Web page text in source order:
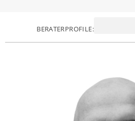
BERATERPROFILE: